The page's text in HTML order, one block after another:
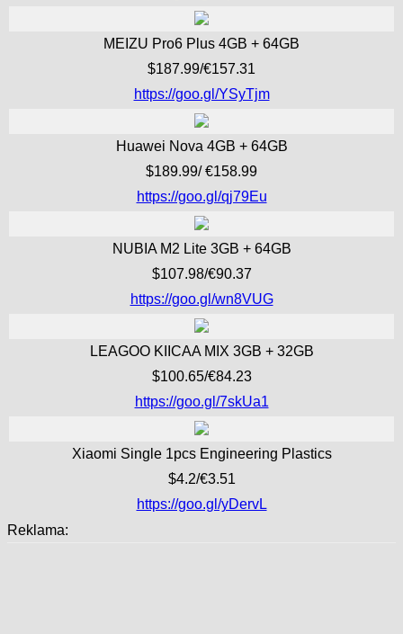
MEIZU Pro6 Plus 4GB + 64GB
$187.99/€157.31
https://goo.gl/YSyTjm
Huawei Nova 4GB + 64GB
$189.99/ €158.99
https://goo.gl/qj79Eu
NUBIA M2 Lite 3GB + 64GB
$107.98/€90.37
https://goo.gl/wn8VUG
LEAGOO KIICAA MIX 3GB + 32GB
$100.65/€84.23
https://goo.gl/7skUa1
Xiaomi Single 1pcs Engineering Plastics
$4.2/€3.51
https://goo.gl/yDervL
Reklama: